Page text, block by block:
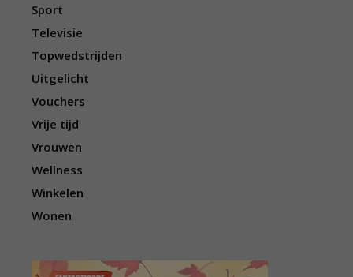
Sport
Televisie
Topwedstrijden
Uitgelicht
Vouchers
Vrije tijd
Vrouwen
Wellness
Winkelen
Wonen